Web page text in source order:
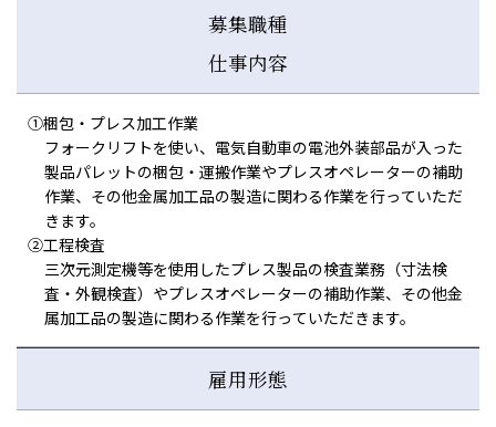
募集職種
仕事内容
①梱包・プレス加工作業
フォークリフトを使い、電気自動車の電池外装部品が入った
製品パレットの梱包・運搬作業やプレスオペレーターの補助
作業、その他金属加工品の製造に関わる作業を行っていただ
きます。
②工程検査
三次元測定機等を使用したプレス製品の検査業務（寸法検
査・外観検査）やプレスオペレーターの補助作業、その他金
属加工品の製造に関わる作業を行っていただきます。
雇用形態